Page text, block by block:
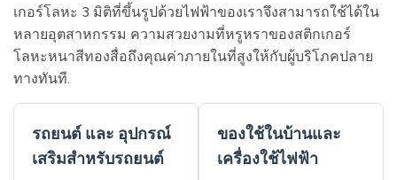
เกอร์โลหะ 3 มิติที่ขึ้นรูปด้วยไฟฟ้าของเราจึงสามารถใช้ได้ใน
หลายอุตสาหกรรม ความสวยงามที่หรูหราของสติกเกอร์
โลหะหนาสีทองสื่อถึงคุณค่าภายในที่สูงให้กับผู้บริโภคปลาย
ทางทันที.
รถยนต์ และ อุปกรณ์
เสริมสำหรับรถยนต์
ของใช้ในบ้านและ
เครื่องใช้ไฟฟ้า